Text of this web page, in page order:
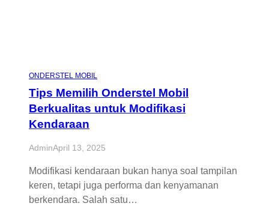
ONDERSTEL MOBIL
Tips Memilih Onderstel Mobil
Berkualitas untuk Modifikasi
Kendaraan
AdminApril 13, 2025
Modifikasi kendaraan bukan hanya soal tampilan
keren, tetapi juga performa dan kenyamanan
berkendara. Salah satu…